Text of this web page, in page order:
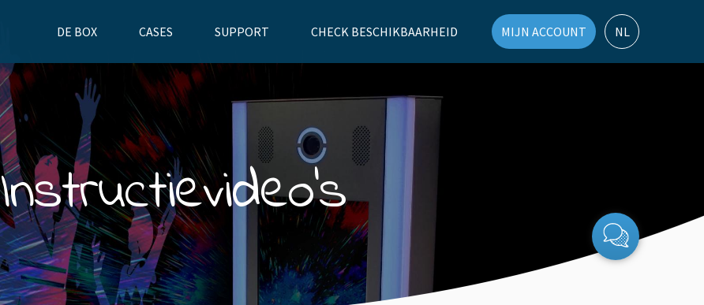
DE BOX
CASES SUPPORT CHECK BESCHIKBAARHEID MIJN ACCOUNT NL
Instructievideo’s